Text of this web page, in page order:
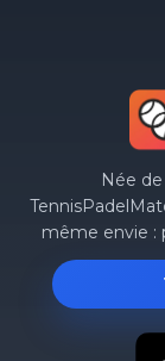
Née
même envie :